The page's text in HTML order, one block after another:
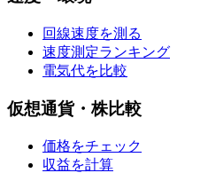
回線速度を測る
速度測定ランキング
電気代を比較
仮想通貨・株比較
価格をチェック
収益を計算